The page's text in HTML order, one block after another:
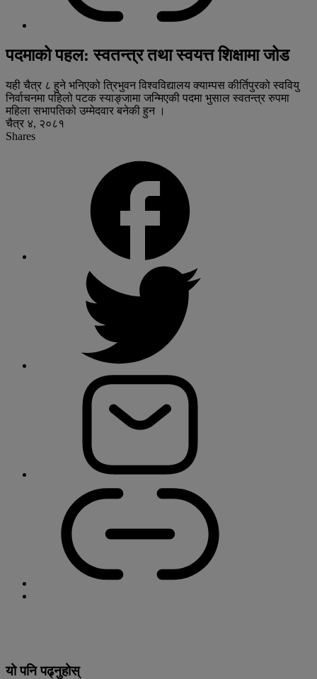
पदमाको पहल: स्वतन्त्र तथा स्वयत्त शिक्षामा जोड
यही चैत्र ८ हुने भनिएको त्रिभुवन विश्वविद्यालय क्याम्पस कीर्तिपुरको स्ववियु
निर्वाचनमा पहिलो पटक स्याङ्जामा जन्मिएकी पदमा भुसाल स्वतन्त्र रुपमा
महिला सभापतिको उम्मेदवार बनेकी हुन ।
चैत्र ४, २०८१
Shares
यो पनि पढ्नुहोस्